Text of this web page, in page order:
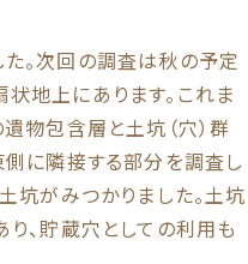
。次回の調査は秋の予定
地上にあります。これま
物包含層と土坑（穴）群
に隣接する部分を調査し
坑がみつかりました。土坑
、貯蔵穴としての利用も